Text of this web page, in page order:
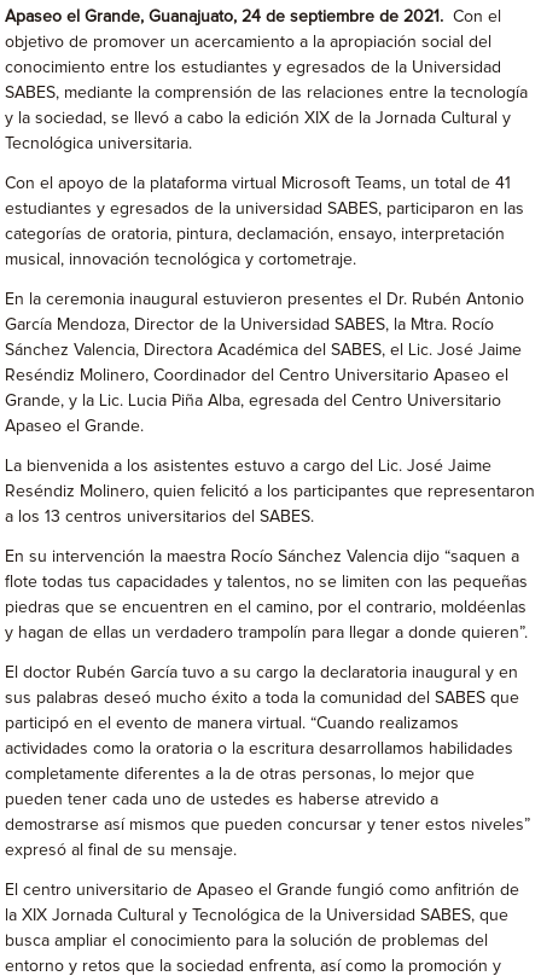
Apaseo el Grande, Guanajuato, 24 de septiembre de 2021. Con el
objetivo de promover un acercamiento a la apropiación social del
conocimiento entre los estudiantes y egresados de la Universidad
SABES, mediante la comprensión de las relaciones entre la tecnología
y la sociedad, se llevó a cabo la edición XIX de la Jornada Cultural y
Tecnológica universitaria.
Con el apoyo de la plataforma virtual Microsoft Teams, un total de 41
estudiantes y egresados de la universidad SABES, participaron en las
categorías de oratoria, pintura, declamación, ensayo, interpretación
musical, innovación tecnológica y cortometraje.
En la ceremonia inaugural estuvieron presentes el Dr. Rubén Antonio
García Mendoza, Director de la Universidad SABES, la Mtra. Rocío
Sánchez Valencia, Directora Académica del SABES, el Lic. José Jaime
Reséndiz Molinero, Coordinador del Centro Universitario Apaseo el
Grande, y la Lic. Lucia Piña Alba, egresada del Centro Universitario
Apaseo el Grande.
La bienvenida a los asistentes estuvo a cargo del Lic. José Jaime
Reséndiz Molinero, quien felicitó a los participantes que representaron
a los 13 centros universitarios del SABES.
En su intervención la maestra Rocío Sánchez Valencia dijo “saquen a
flote todas tus capacidades y talentos, no se limiten con las pequeñas
piedras que se encuentren en el camino, por el contrario, moldéenlas
y hagan de ellas un verdadero trampolín para llegar a donde quieren”.
El doctor Rubén García tuvo a su cargo la declaratoria inaugural y en
sus palabras deseó mucho éxito a toda la comunidad del SABES que
participó en el evento de manera virtual. “Cuando realizamos
actividades como la oratoria o la escritura desarrollamos habilidades
completamente diferentes a la de otras personas, lo mejor que
pueden tener cada uno de ustedes es haberse atrevido a
demostrarse así mismos que pueden concursar y tener estos niveles”
expresó al final de su mensaje.
El centro universitario de Apaseo el Grande fungió como anfitrión de
la XIX Jornada Cultural y Tecnológica de la Universidad SABES, que
busca ampliar el conocimiento para la solución de problemas del
entorno y retos que la sociedad enfrenta, así como la promoción y